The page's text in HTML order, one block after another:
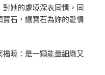
對她的處境深表同情，同
石，讓寶石為妳的愛情
曉：是一顆能量細緻又